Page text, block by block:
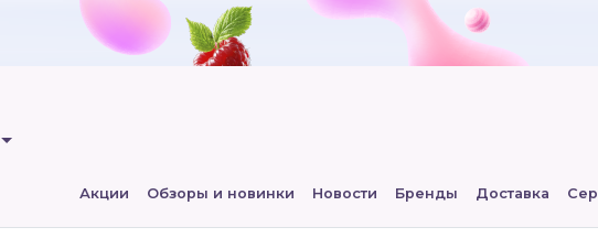
Телефоны
Акции Обзоры и новинки Новости Бренды Доставка